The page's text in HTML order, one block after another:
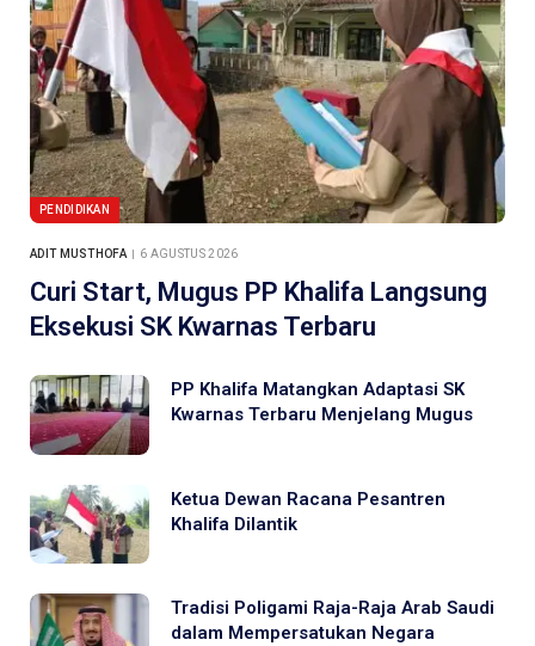
PENDIDIKAN
ADIT MUSTHOFA 6 AGUSTUS 2026
Curi Start, Mugus PP Khalifa Langsung
Eksekusi SK Kwarnas Terbaru
PP Khalifa Matangkan Adaptasi SK
Kwarnas Terbaru Menjelang Mugus
Ketua Dewan Racana Pesantren
Khalifa Dilantik
Tradisi Poligami Raja-Raja Arab Saudi
dalam Mempersatukan Negara